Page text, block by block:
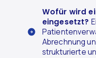
Wofür wird
eingesetzt?
Abrechnung
strukturierte